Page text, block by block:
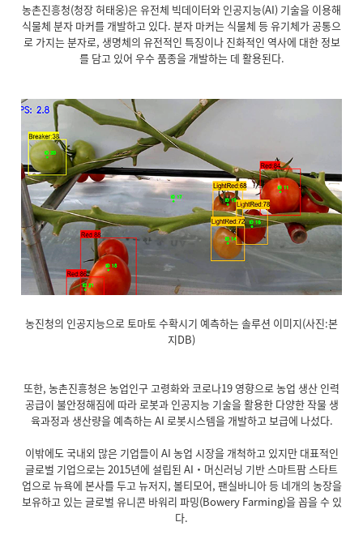
농촌진흥청(청장 허태웅)은 유전체 빅데이터와 인공지능(AI) 기술을 이용해
식물체 분자 마커를 개발하고 있다. 분자 마커는 식물체 등 유기체가 공통으
로 가지는 분자로, 생명체의 유전적인 특징이나 진화적인 역사에 대한 정보
를 담고 있어 우수 품종을 개발하는 데 활용된다.
농진청의 인공지능으로 토마토 수확시기 예측하는 솔루션 이미지(사진:본
지DB)
또한, 농촌진흥청은 농업인구 고령화와 코로나19 영향으로 농업 생산 인력
공급이 불안정해짐에 따라 로봇과 인공지능 기술을 활용한 다양한 작물 생
육과정과 생산량을 예측하는 AI 로봇시스템을 개발하고 보급에 나섰다.
이밖에도 국내외 많은 기업들이 AI 농업 시장을 개척하고 있지만 대표적인
글로벌 기업으로는 2015년에 설립된 AI‧머신러닝 기반 스마트팜 스타트
업으로 뉴욕에 본사를 두고 뉴저지, 볼티모어, 팬실바니아 등 네개의 농장을
보유하고 있는 글로벌 유니콘 바워리 파밍(Bowery Farming)을 꼽을 수 있
다.